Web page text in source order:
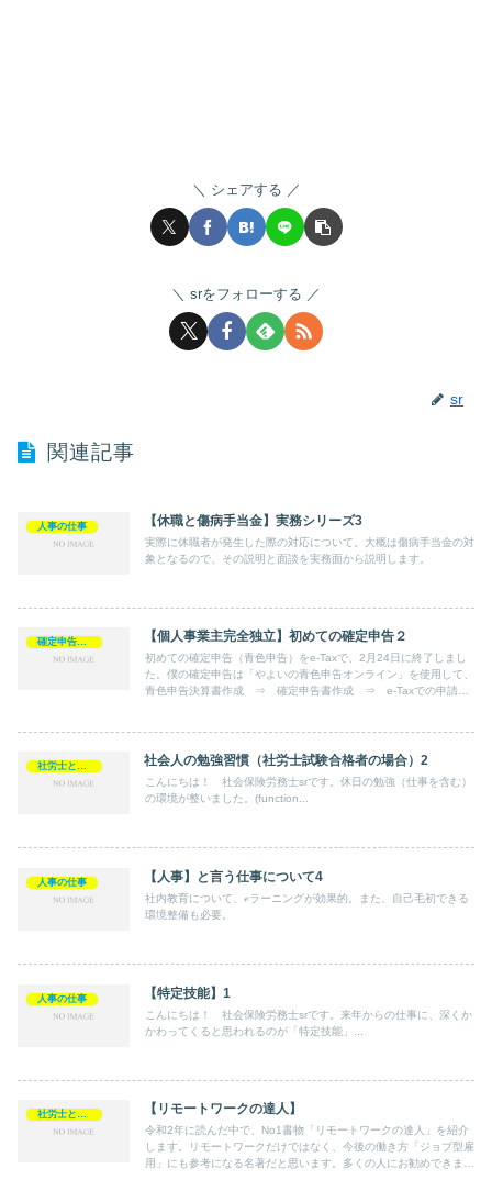
シェアする
srをフォローする
sr
関連記事
人事の仕事 【休職と傷病手当金】実務シリーズ3
実際に休職者が発生した際の対応について。大概は傷病手当金の対
象となるので、その説明と面談を実務面から説明します。
確定申告（青色申告） 【個人事業主完全独立】初めての確定申告２
初めての確定申告（青色申告）をe-Taxで、2月24日に終了しまし
た。僕の確定申告は「やよいの青色申告オンライン」を使用して、
青色申告決算書作成 ⇒ 確定申告書作成 ⇒ e-Taxでの申請と
社労士として 社会人の勉強習慣（社労士試験合格者の場合）2
こんにちは！ 社会保険労務士srです。休日の勉強（仕事を含む）
の環境が整いました。(function...
人事の仕事 【人事】と言う仕事について4
社内教育について、ℯラーニングが効果的。また、自己毛初できる
環境整備も必要。
人事の仕事 【特定技能】1
こんにちは！ 社会保険労務士srです。来年からの仕事に、深くか
かわってくると思われるのが「特定技能」...
社労士として 【リモートワークの達人】
令和2年に読んだ中で、No1書物「リモートワークの達人」を紹介
します。リモートワークだけではなく、今後の働き方「ジョブ型雇
用」にも参考になる名著だと思います。多くの人にお勧めできます